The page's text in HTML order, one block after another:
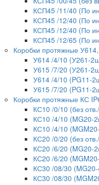
КСП45 /11/40 (По
КСП45 /12/40 (По
КСП45 /12/40 (По
КСП45 /12/65 (По
Коробки протяжные
У614 /4/10 (У261-
У615 /7/20 (У261-
У614 /4/10 (PG11-
У615 /7/20 (PG11-
Коробки протяжные КС
КС10 /0/10 (без
КС10 /4/10 (MG20-
КС10 /4/10
КС20 /0/20 (без
КС20 /6/20 (MG20-
КС20 /6/20
КС30 /08/30
КС30 /08/30